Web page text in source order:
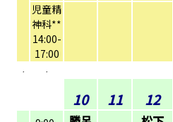
児童精
神科**
14:00-
17:00
* *
10 11 12